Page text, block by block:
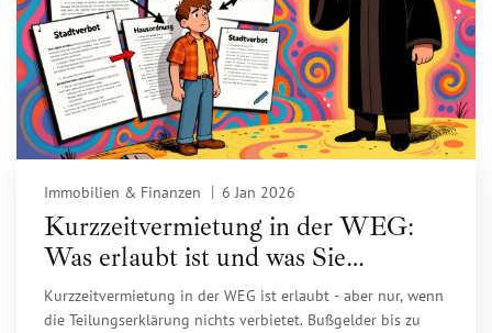
Immobilien & Finanzen 6 Jan 2026
Kurzzeitvermietung in der WEG:
Was erlaubt ist und was Sie
unbedingt wissen müssen
Kurzzeitvermietung in der WEG ist erlaubt - aber nur, wenn
die Teilungserklärung nichts verbietet. Bußgelder bis zu